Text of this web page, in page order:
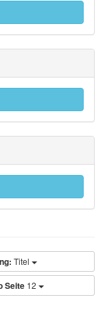
Titel
Seite 12